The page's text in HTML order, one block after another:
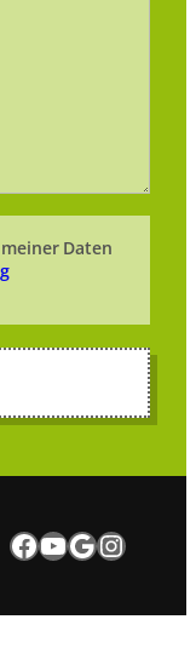
Daten
Besuchen Sie uns auf Facebook. Besuchen Sie uns auf Youtube Google Maps Instagram